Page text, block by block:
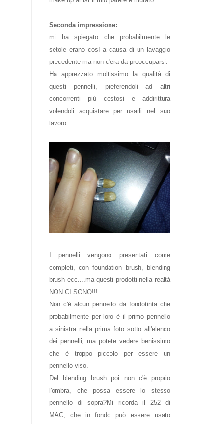
Seconda impressione:
mi ha spiegato che probabilmente le
setole erano così a causa di un lavaggio
precedente ma non c'era da preoccuparsi.
Ha apprezzato moltissimo la qualità di
questi pennelli, preferendoli ad altri
concorrenti più costosi e addirittura
volendoli acquistare per usarli nel suo
lavoro.
I pennelli vengono presentati come
completi, con foundation brush, blending
brush ecc....ma questi prodotti nella realtà
NON CI SONO!!!
Non c'è alcun pennello da fondotinta che
probabilmente per loro è il primo pennello
a sinistra nella prima foto sotto all'elenco
dei pennelli, ma potete vedere benissimo
che è troppo piccolo per essere un
pennello viso.
Del blending brush poi non c'è proprio
l'ombra, che possa essere lo stesso
pennello di sopra?Mi ricorda il 252 di
MAC, che in fondo può essere usato